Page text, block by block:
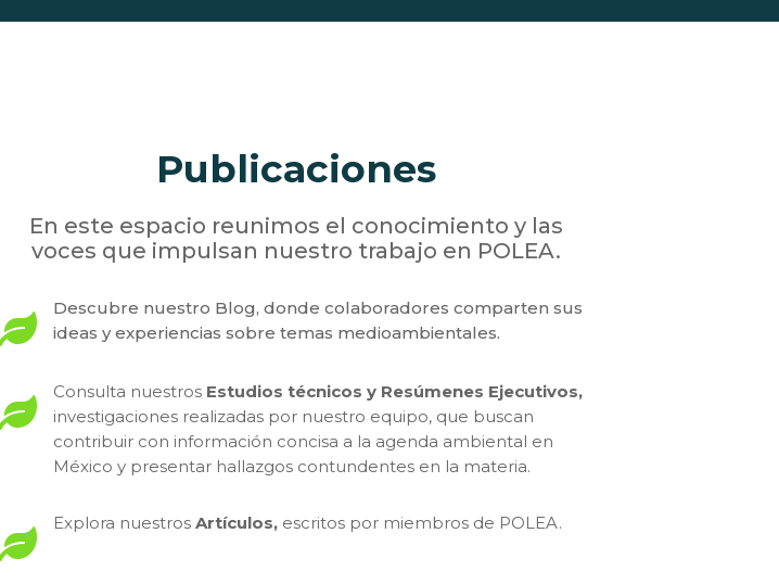
Publicaciones
En este espacio reunimos el conocimiento y las
voces que impulsan nuestro trabajo en POLEA.

Descubre nuestro Blog, donde colaboradores comparten sus
ideas y experiencias sobre temas medioambientales.

Consulta nuestros Estudios técnicos y Resúmenes Ejecutivos,
investigaciones realizadas por nuestro equipo, que buscan
contribuir con información concisa a la agenda ambiental en
México y presentar hallazgos contundentes en la materia.

Explora nuestros Artículos,escritos por miembros de POLEA.